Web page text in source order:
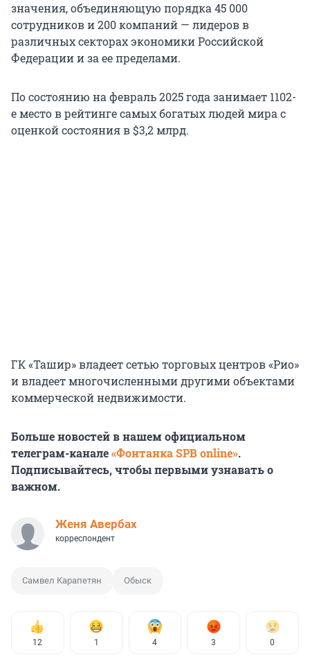
значения, объединяющую порядка 45 000
сотрудников и 200 компаний — лидеров в
различных секторах экономики Российской
Федерации и за ее пределами.
По состоянию на февраль 2025 года занимает 1102-
е место в рейтинге самых богатых людей мира с
оценкой состояния в $3,2 млрд.
ГК «Ташир» владеет сетью торговых центров «Рио»
и владеет многочисленными другими объектами
коммерческой недвижимости.
Больше новостей в нашем официальном
телеграм-канале«Фонтанка SPB online».
Подписывайтесь, чтобы первыми узнавать о
важном.
Женя Авербах
корреспондент
Самвел Карапетян Обыск
12 1 4 3 0